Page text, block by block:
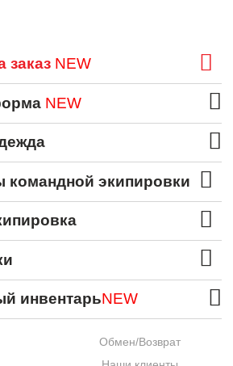
заказ NEW
NEW
экипировки
инвентарьNEW
Обмен/Возврат